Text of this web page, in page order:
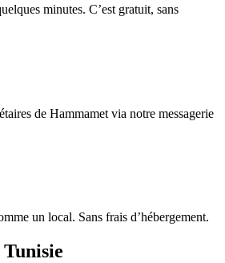
minutes. C’est gratuit, sans
de Hammamet via notre messagerie
un local. Sans frais d’hébergement.